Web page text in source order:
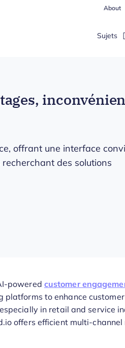
About
Sujets
offrant une interface
des solutions
powered customer
platforms to enhance
in retail and service
offers efficient multi-